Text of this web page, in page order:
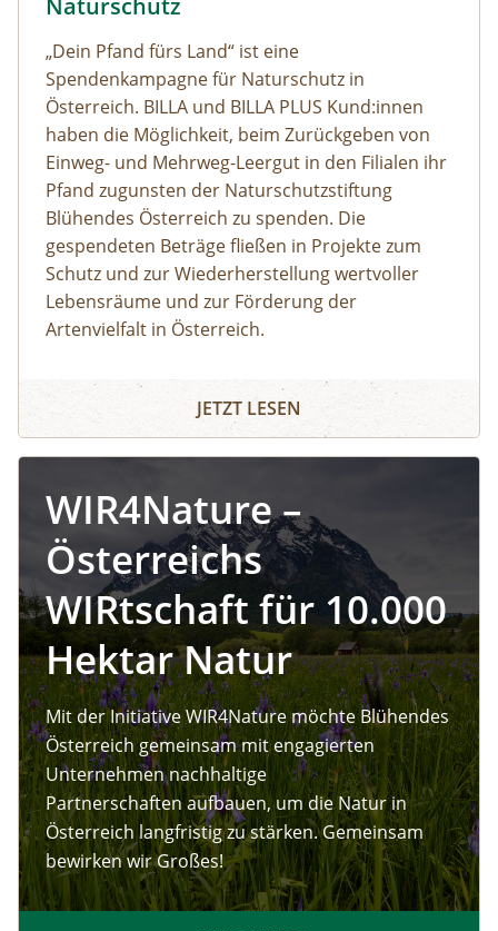
Naturschutz
„Dein Pfand fürs Land“ ist eine
Spendenkampagne für Naturschutz in
Österreich. BILLA und BILLA PLUS Kund:innen
haben die Möglichkeit, beim Zurückgeben von
Einweg- und Mehrweg-Leergut in den Filialen ihr
Pfand zugunsten der Naturschutzstiftung
Blühendes Österreich zu spenden. Die
gespendeten Beträge fließen in Projekte zum
Schutz und zur Wiederherstellung wertvoller
Lebensräume und zur Förderung der
Artenvielfalt in Österreich.
JETZT LESEN
WIR4Nature –
Österreichs
WIRtschaft für 10.000
Hektar Natur
Mit der Initiative WIR4Nature möchte Blühendes
Österreich gemeinsam mit engagierten
Unternehmen nachhaltige
Partnerschaften aufbauen, um die Natur in
Österreich langfristig zu stärken. Gemeinsam
bewirken wir Großes!